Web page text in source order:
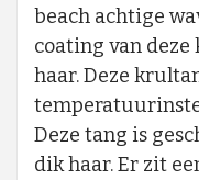
beach achtige
coating van
haar. Deze
Deze tang is
dik haar. Er zit